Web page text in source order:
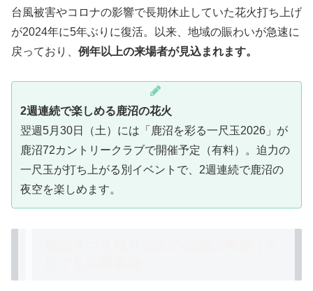
台風被害やコロナの影響で長期休止していた花火打ち上げ
が2024年に5年ぶりに復活。以来、地域の賑わいが急速に
戻っており、 例年以上の来場者が見込まれます。
2週連続で楽しめる鹿沼の花火
翌週5月30日（土）には「鹿沼を彩る一尺玉2026」が
鹿沼72カントリークラブで開催予定（有料）。迫力の
一尺玉が打ち上がる別イベントで、2週連続で鹿沼の
夜空を楽しめます。